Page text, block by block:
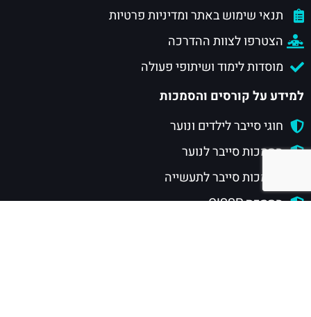
תנאי שימוש באתר ומדיניות פרטיות
הצטרפו לצוות ההדרכה
מוסדות לימוד ושיתופי פעולה
למידע על קורסים והסמכות
חוגי סייבר לילדים ונוער
הסמכות סייבר לנוער
הסמכות סייבר לתעשייה
הסמכת CISSP